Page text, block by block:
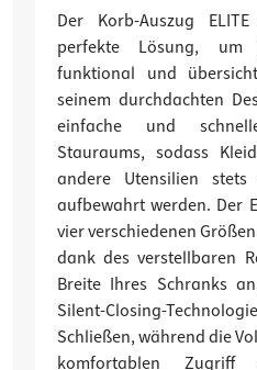
Der Korb-Auszug
perfekte Lösung, um
funktional und
seinem durchdachten
einfache und
Stauraums, sodass
andere Utensilien
aufbewahrt werden. Der
vier verschiedenen
dank des verstellbaren
Breite Ihres Schranks
Silent-Closing-
Schließen, während die
komfortablen